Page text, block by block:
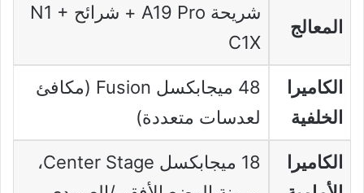
المعالج
شريحة A19 Pro + شرائح N1 +
C1X
الكاميرا
الخلفية
48 ميجابكسل Fusion (مكافئ
لعدسات متعددة)
الكاميرا
18 ميجابكسل Center Stage،